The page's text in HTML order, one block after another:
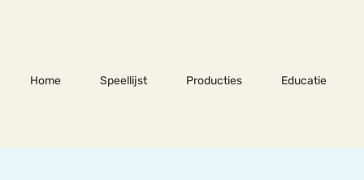
Home Speellijst Producties Educatie